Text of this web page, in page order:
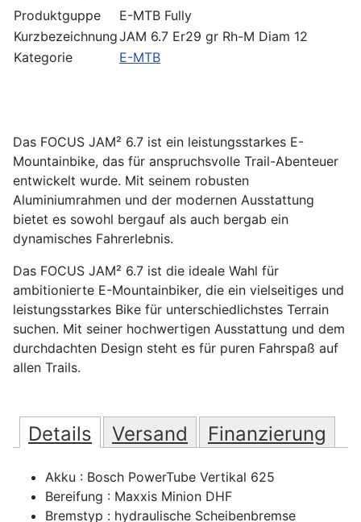
Produktguppe
E-MTB Fully
KurzbezeichnungJAM 6.7 Er29 gr Rh-M Diam 12
Kategorie
E-MTB
Das FOCUS JAM² 6.7 ist ein leistungsstarkes E-
Mountainbike, das für anspruchsvolle Trail-Abenteuer
entwickelt wurde. Mit seinem robusten
Aluminiumrahmen und der modernen Ausstattung
bietet es sowohl bergauf als auch bergab ein
dynamisches Fahrerlebnis.
Das FOCUS JAM² 6.7 ist die ideale Wahl für
ambitionierte E-Mountainbiker, die ein vielseitiges und
leistungsstarkes Bike für unterschiedlichstes Terrain
suchen. Mit seiner hochwertigen Ausstattung und dem
durchdachten Design steht es für puren Fahrspaß auf
allen Trails.
Details Versand Finanzierung
Akku : Bosch PowerTube Vertikal 625
Bereifung : Maxxis Minion DHF
Bremstyp : hydraulische Scheibenbremse